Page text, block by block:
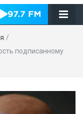
/
подписанному